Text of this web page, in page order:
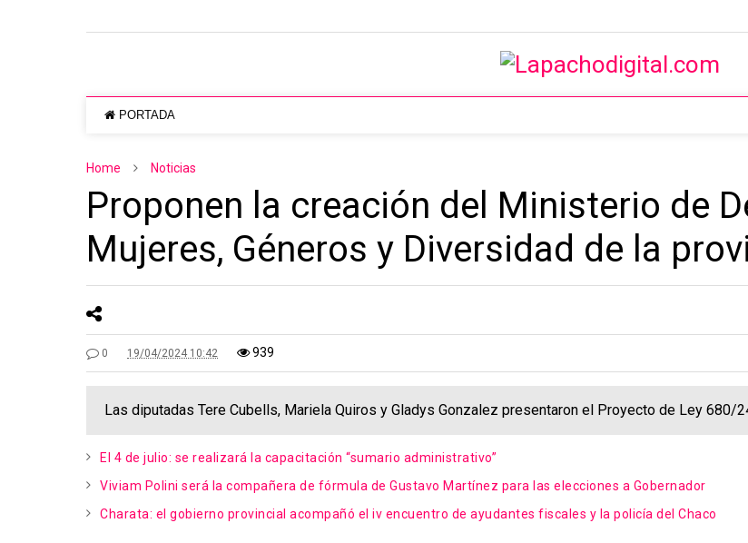
PORTADA
Home Noticias
Proponen la creación del Ministerio de
Mujeres, Géneros y Diversidad de la
0 19/04/2024 10:42 939
Las diputadas Tere Cubells, Mariela Quiros y Gladys Gonzalez presentaron el Proyecto de Ley
El 4 de julio: se realizará la capacitación “sumario administrativo”
Viviam Polini será la compañera de fórmula de Gustavo Martínez para las elecciones a Gobernador
Charata: el gobierno provincial acompañó el iv encuentro de ayudantes fiscales y la policía del Chaco